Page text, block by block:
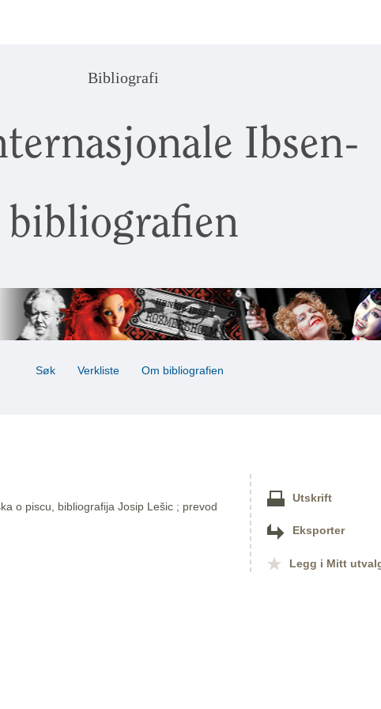
Bibliografi
Ibsen-
bibliografien
Søk Verkliste Om bibliografien
o piscu, bibliografija Josip Lešic ; prevod
Utskrift
Eksporter
Legg i Mitt